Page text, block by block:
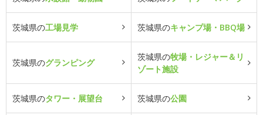
茨城県の工場見学 茨城県のキャンプ場・BBQ場
茨城県のグランピング
茨城県の牧場・レジャー＆リ
ゾート施設
茨城県のタワー・展望台 茨城県の公園